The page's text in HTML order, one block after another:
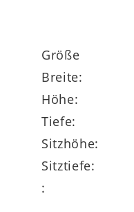
Größe
Breite:
Höhe:
Tiefe:
Sitzhöhe:
Sitztiefe:
: